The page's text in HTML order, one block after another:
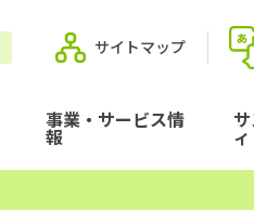
サイトマップ
事業・サービス情
報 ィ